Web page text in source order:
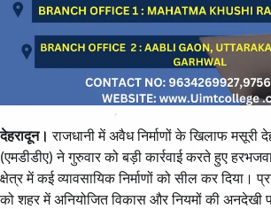
देहरादून। राजधानी में अवैध निर्माणों के खिलाफ मसूरी
(एमडीडीए) ने गुरुवार को बड़ी कार्रवाई करते हुए
क्षेत्र में कई व्यावसायिक निर्माणों को सील कर दिया।
को शहर में अनियोजित विकास और नियमों की अनदेखी